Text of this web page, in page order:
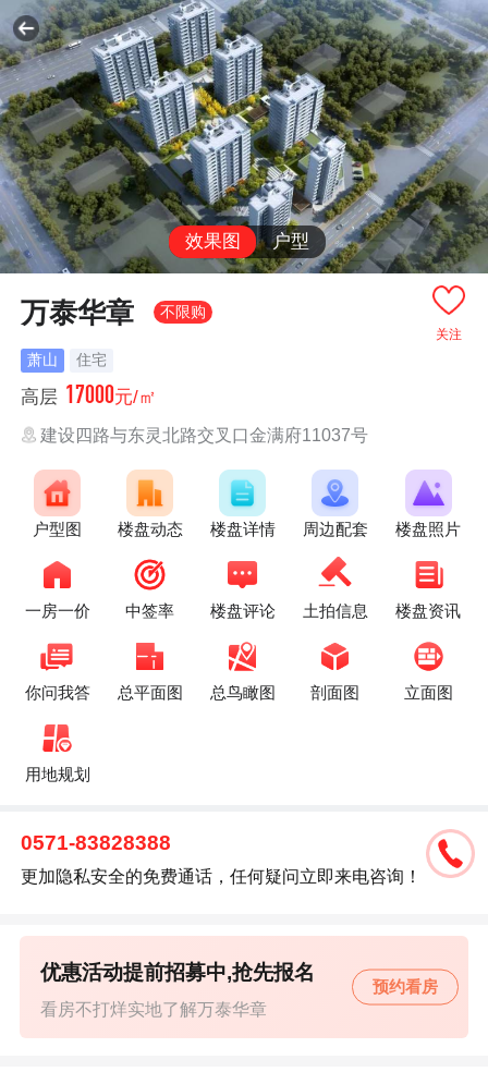
效果图 户型
关注
万泰华章 不限购
萧山 住宅
高层 17000元/㎡
建设四路与东灵北路交叉口金满府11037号
户型图 楼盘动态 楼盘详情 周边配套 楼盘照片
一房一价 中签率 楼盘评论 土拍信息 楼盘资讯
你问我答 总平面图 总鸟瞰图 剖面图 立面图
用地规划
0571-83828388
更加隐私安全的免费通话，任何疑问立即来电咨询！
看房不打烊实地了解万泰华章
优惠活动提前招募中,抢先报名
预约看房